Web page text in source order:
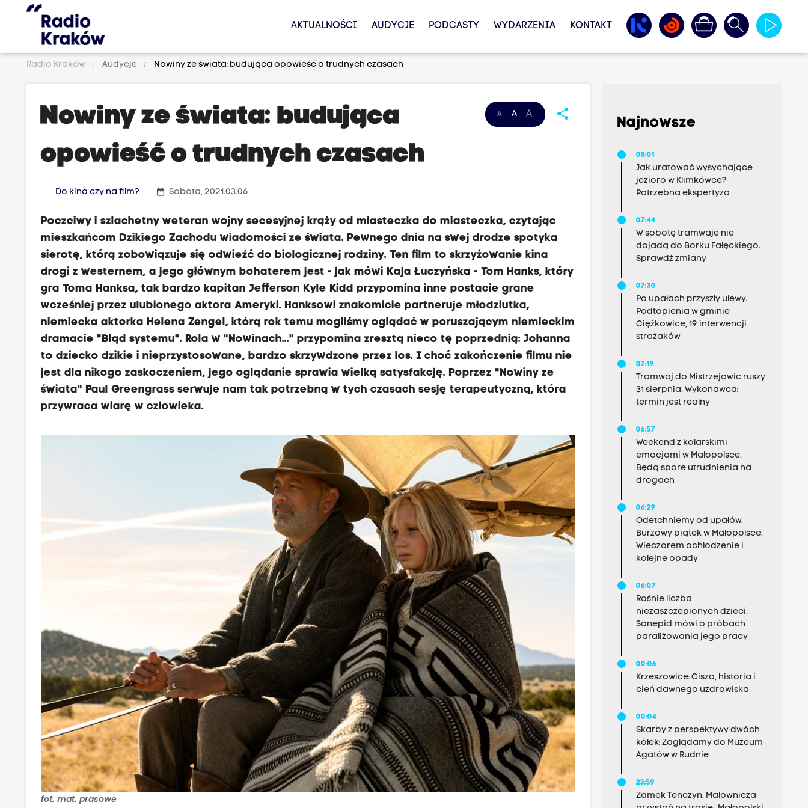
AKTUALNOŚCI AUDYCJE PODCASTY WYDARZENIA KONTAKT
Radio Kraków Audycje Nowiny ze świata: budująca opowieść o trudnych czasach
A A A share
Nowiny ze świata: budująca
opowieść o trudnych czasach
Do kina czy na film? date_range Sobota, 2021.03.06
Poczciwy i szlachetny weteran wojny secesyjnej krąży od miasteczka do miasteczka, czytając
mieszkańcom Dzikiego Zachodu wiadomości ze świata. Pewnego dnia na swej drodze spotyka
sierotę, którą zobowiązuje się odwieźć do biologicznej rodziny. Ten film to skrzyżowanie kina
drogi z westernem, a jego głównym bohaterem jest - jak mówi Kaja Łuczyńska - Tom Hanks, który
gra Toma Hanksa, tak bardzo kapitan Jefferson Kyle Kidd przypomina inne postacie grane
wcześniej przez ulubionego aktora Ameryki. Hanksowi znakomicie partneruje młodziutka,
niemiecka aktorka Helena Zengel, którą rok temu mogliśmy oglądać w poruszającym niemieckim
dramacie "Błąd systemu". Rola w "Nowinach..." przypomina zresztą nieco tę poprzednią: Johanna
to dziecko dzikie i nieprzystosowane, bardzo skrzywdzone przez los. I choć zakończenie filmu nie
jest dla nikogo zaskoczeniem, jego oglądanie sprawia wielką satysfakcję. Poprzez "Nowiny ze
świata" Paul Greengrass serwuje nam tak potrzebną w tych czasach sesję terapeutyczną, która
przywraca wiarę w człowieka.
fot. mat. prasowe
Najnowsze
08:01
Jak uratować wysychające
jezioro w Klimkówce?
Potrzebna ekspertyza
07:44
W sobotę tramwaje nie
dojadą do Borku Fałęckiego.
Sprawdź zmiany
07:30
Po upałach przyszły ulewy.
Podtopienia w gminie
Ciężkowice, 19 interwencji
strażaków
07:19
Tramwaj do Mistrzejowic ruszy
31 sierpnia. Wykonawca:
termin jest realny
06:57
Weekend z kolarskimi
emocjami w Małopolsce.
Będą spore utrudnienia na
drogach
06:29
Odetchniemy od upałów.
Burzowy piątek w Małopolsce.
Wieczorem ochłodzenie i
kolejne opady
06:07
Rośnie liczba
niezaszczepionych dzieci.
Sanepid mówi o próbach
paraliżowania jego pracy
00:06
Krzeszowice: Cisza, historia i
cień dawnego uzdrowiska
00:04
Skarby z perspektywy dwóch
kółek: Zaglądamy do Muzeum
Agatów w Rudnie
23:59
Zamek Tenczyn. Malownicza